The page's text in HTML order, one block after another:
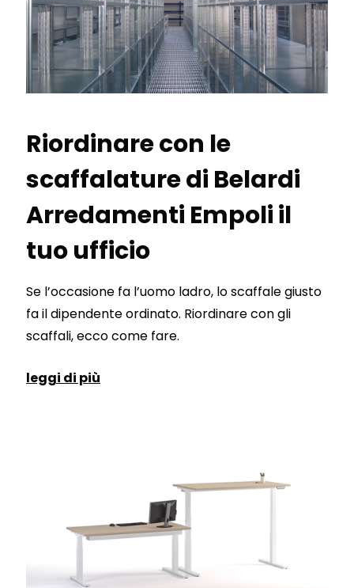
Riordinare con le
scaffalature di Belardi
Arredamenti Empoli il
tuo ufficio
Se l’occasione fa l’uomo ladro, lo scaffale giusto
fa il dipendente ordinato. Riordinare con gli
scaffali, ecco come fare.
leggi di più